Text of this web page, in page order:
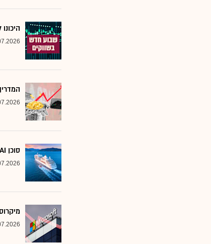
המדריך
סוכן AI לא יוצא לקרוז: הבנק שמסמן את המניות שחסינות מפני המהפכה